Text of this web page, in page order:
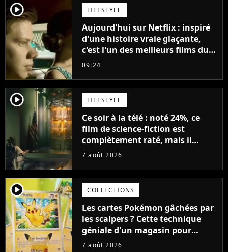
player2 LIFESTYLE
Aujourd'hui sur Netflix : inspiré
d'une histoire vraie glaçante,
c'est l'un des meilleurs films du
21ème siècle
09:24
player2 LIFESTYLE
Ce soir à la télé : noté 24%, ce
film de science-fiction est
complètement raté, mais il
aurait pu être encore pire à
7 août 2026
player2 COLLECTIONS
Les cartes Pokémon gâchées par
les scalpers ? Cette technique
géniale d'un magasin pour
ruiner les revendeurs
7 août 2026